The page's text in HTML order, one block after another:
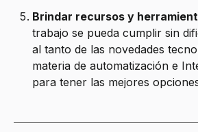
Brindar recursos y
trabajo se pueda cumplir sin
al tanto de las novedades
materia de automatización e
para tener las mejores